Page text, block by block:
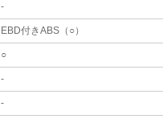
-
EBD付きABS（○）
○
-
-